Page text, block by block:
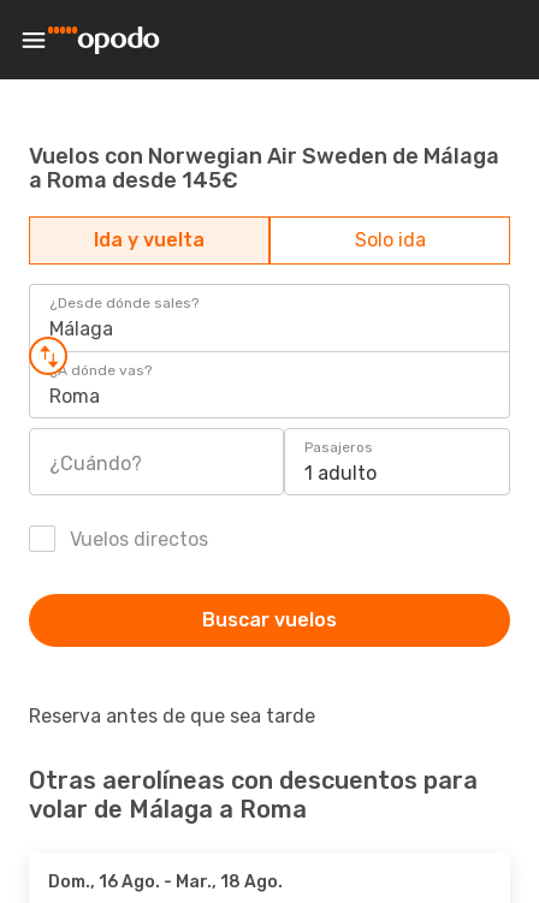
Vuelos con Norwegian Air Sweden de Málaga
a Roma desde 145€
Ida y vuelta Solo ida
¿Desde dónde sales?
Málaga
¿A dónde vas?
Roma
¿Cuándo?
Pasajeros
1 adulto
Vuelos directos
Buscar vuelos
Reserva antes de que sea tarde
Otras aerolíneas con descuentos para
volar de Málaga a Roma
Dom., 16 Ago. - Mar., 18 Ago.